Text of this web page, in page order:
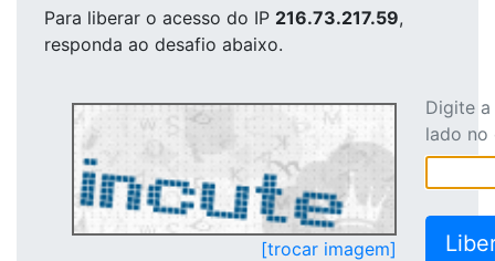
Para liberar o acesso do IP 216.73.217.59,
responda ao desafio abaixo.
[trocar imagem]
Digite
lado no